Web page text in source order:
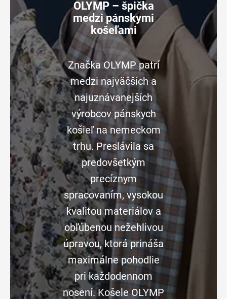
OLYMP – špička
medzi pánskymi
košeľami
Značka OLYMP patrí
medzi najväčších a
najuznávanejších
výrobcov pánskych
košieľ na nemeckom
trhu. Preslávila sa
predovšetkým
precíznym
spracovaním, vysokou
kvalitou materiálov a
obľúbenou nežehlivou
úpravou, ktorá prináša
maximálne pohodlie
pri každodennom
nosení. Košele OLYMP